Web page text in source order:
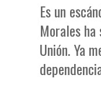
Es un
Morales ha
Unión. Ya